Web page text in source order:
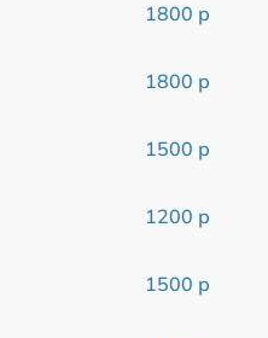
1800 р
1800 р
1500 р
1200 р
1500 р